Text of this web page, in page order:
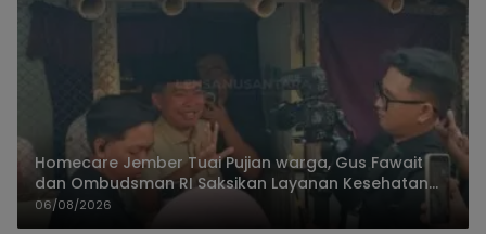
Homecare Jember Tuai Pujian warga, Gus Fawait
dan Ombudsman RI Saksikan Layanan Kesehatan
Rumah Pasien
06/08/2026